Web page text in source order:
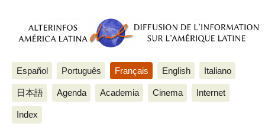
Español Português Français English Italiano
日本語 Agenda Academia Cinema Internet
Index